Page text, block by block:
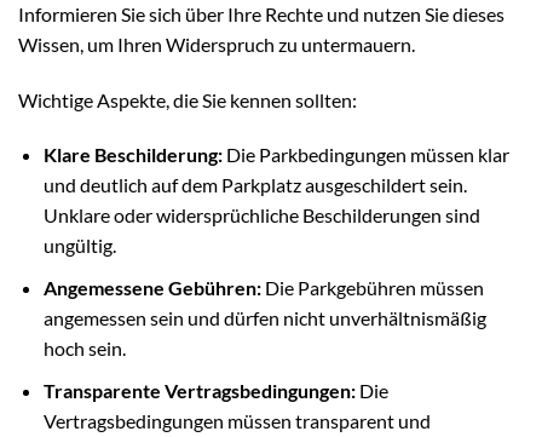
Informieren Sie sich über Ihre Rechte und nutzen Sie dieses
Wissen, um Ihren Widerspruch zu untermauern.
Wichtige Aspekte, die Sie kennen sollten:
Klare Beschilderung:Die Parkbedingungen müssen klar
und deutlich auf dem Parkplatz ausgeschildert sein.
Unklare oder widersprüchliche Beschilderungen sind
ungültig.
Angemessene Gebühren:Die Parkgebühren müssen
angemessen sein und dürfen nicht unverhältnismäßig
hoch sein.
Transparente Vertragsbedingungen:Die
Vertragsbedingungen müssen transparent und